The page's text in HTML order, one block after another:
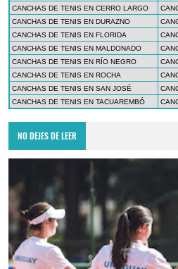
CANCHAS DE TENIS EN CERRO LARGO
CANCHAS DE TENIS EN DURAZNO
CANCHAS DE TENIS EN FLORIDA
CANCHAS DE TENIS EN MALDONADO
CANCHAS DE TENIS EN RÍO NEGRO
CANCHAS DE TENIS EN ROCHA
CANCHAS DE TENIS EN SAN JOSÉ
CANCHAS DE TENIS EN TACUAREMBÓ
NO DEJES DE LEER